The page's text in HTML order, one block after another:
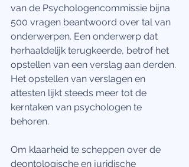
van de Psychologencommissie bijna
500 vragen beantwoord over tal van
onderwerpen. Een onderwerp dat
herhaaldelijk terugkeerde, betrof het
opstellen van een verslag aan derden.
Het opstellen van verslagen en
attesten lijkt steeds meer tot de
kerntaken van psychologen te
behoren.
Om klaarheid te scheppen over de
deontologische en juridische